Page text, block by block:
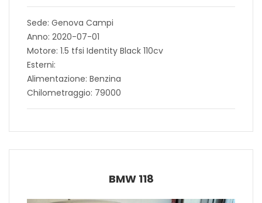
Sede: Genova Campi
Anno: 2020-07-01
Motore: 1.5 tfsi Identity Black 110cv
Esterni:
Alimentazione: Benzina
Chilometraggio: 79000
BMW 118